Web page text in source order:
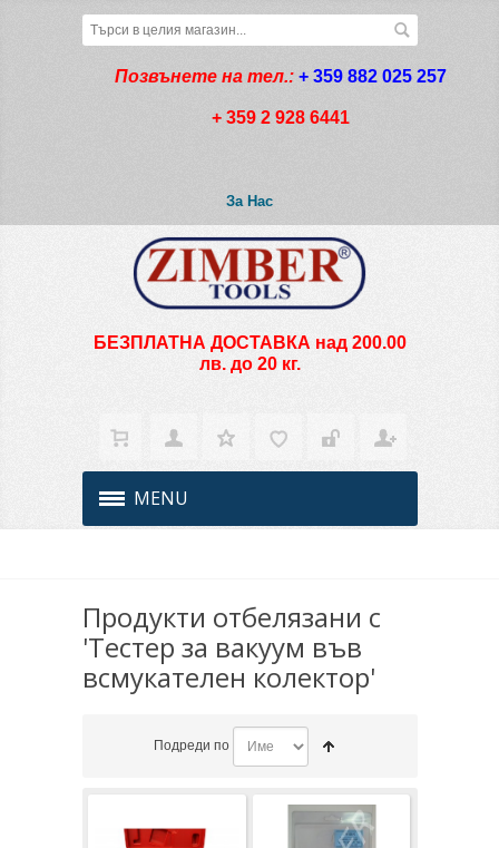
Позвънете на тел.: + 359 882 025 257
+ 359 2 928 6441
За Нас
БЕЗПЛАТНА ДОСТАВКА над 200.00
лв. до 20 кг.
MENU
Продукти отбелязани с
'Тестер за вакуум във
всмукателен колектор'
Подреди по